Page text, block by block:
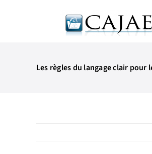
Les règles du langage clair